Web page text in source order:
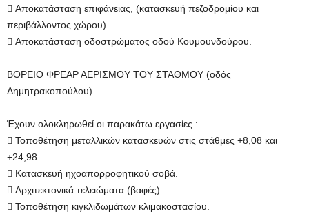
 Αποκατάσταση επιφάνειας, (κατασκευή πεζοδρομίου και
περιβάλλοντος χώρου).
 Αποκατάσταση οδοστρώματος οδού Κουμουνδούρου.
ΒΟΡΕΙΟ ΦΡΕΑΡ ΑΕΡΙΣΜΟΥ ΤΟΥ ΣΤΑΘΜΟΥ (οδός
Δημητρακοπούλου)
Έχουν ολοκληρωθεί οι παρακάτω εργασίες :
 Τοποθέτηση μεταλλικών κατασκευών στις στάθμες +8,08 και
+24,98.
 Κατασκευή ηχοαπορροφητικού σοβά.
 Αρχιτεκτονικά τελειώματα (βαφές).
 Τοποθέτηση κιγκλιδωμάτων κλιμακοστασίου.